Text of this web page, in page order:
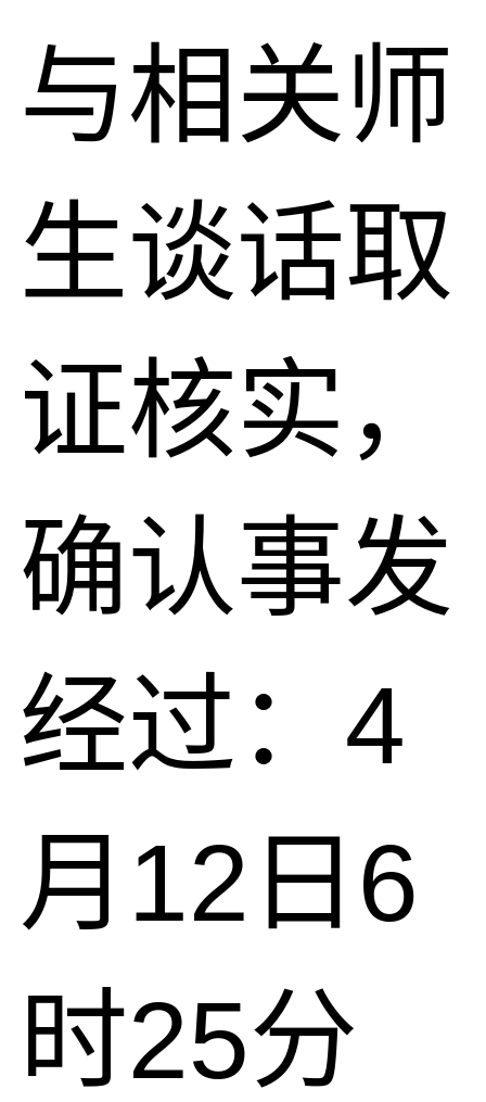
与相关师
生谈话取
证核实，
确认事发
经过：4
月12日6
时25分